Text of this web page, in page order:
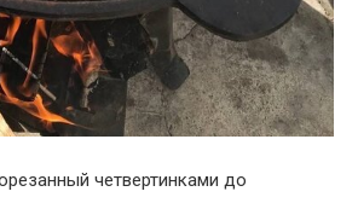
четвертинками до